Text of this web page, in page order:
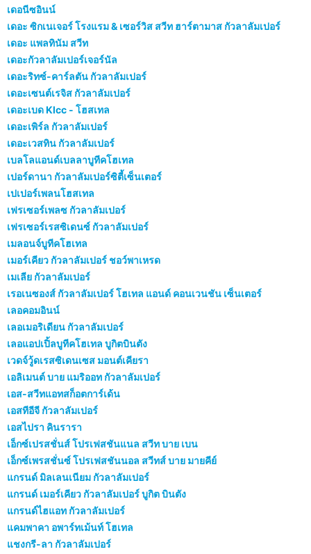
เดอนีซอินน์
เดอะ ซิกเนเจอร์ โรงแรม & เซอร์วิส สวีท ฮาร์ตามาส กัวลาลัมเปอร์
เดอะ แพลทินัม สวีท
เดอะกัวลาลัมเปอร์เจอร์นัล
เดอะริทซ์-คาร์ลตัน กัวลาลัมเปอร์
เดอะเซนต์เรจิส กัวลาลัมเปอร์
เดอะเบด Klcc - โฮสเทล
เดอะเพิร์ล กัวลาลัมเปอร์
เดอะเวสทิน กัวลาลัมเปอร์
เบลโลแอนด์เบลลาบูทีคโฮเทล
เปอร์ดานา กัวลาลัมเปอร์ซิตี้เซ็นเตอร์
เปเปอร์เพลนโฮสเทล
เฟรเซอร์เพลซ กัวลาลัมเปอร์
เฟรเซอร์เรสซิเดนซ์ กัวลาลัมเปอร์
เมลอนจ์บูทีคโฮเทล
เมอร์เคียว กัวลาลัมเปอร์ ชอว์พาเหรด
เมเลีย กัวลาลัมเปอร์
เรอเนซองส์ กัวลาลัมเปอร์ โฮเทล แอนด์ คอนเวนชัน เซ็นเตอร์
เลอคอมอินน์
เลอเมอริเดียน กัวลาลัมเปอร์
เลอแอปเปิ้ลบูทีคโฮเทล บูกิตบินตัง
เวดจ์วู้ดเรสซิเดนเซส มอนต์เคียรา
เอลิเมนต์ บาย แมริออท กัวลาลัมเปอร์
เอส-สวีทแอทสก็อตการ์เด้น
เอสทีอีจี กัวลาลัมเปอร์
เอสไปรา คินรารา
เอ็กซ์เปรสชั่นส์ โปรเฟสชันแนล สวีท บาย เบน
เอ็กซ์เพรสชั่นซ์ โปรเฟสชันนอล สวีทส์ บาย มายคีย์
แกรนด์ มิลเลนเนียม กัวลาลัมเปอร์
แกรนด์ เมอร์เคียว กัวลาลัมเปอร์ บูกิต บินตัง
แกรนด์ไฮแอท กัวลาลัมเปอร์
แคมพาคา อพาร์ทเม้นท์ โฮเทล
แชงกรี-ลา กัวลาลัมเปอร์